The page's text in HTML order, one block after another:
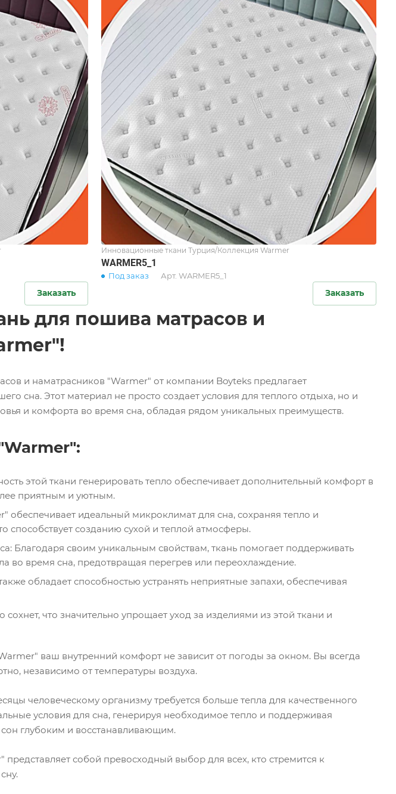
Заказать
Инновационные ткани Турция/Коллекция Warmer
WARMER5_1
Под заказ Арт. WARMER5_1
Заказать
для пошива матрасов и
и наматрасников "Warmer" от компании Boyteks предлагает
сна. Этот материал не просто создает условия для теплого отдыха, но и
и комфорта во время сна, обладая рядом уникальных преимуществ.
этой ткани генерировать тепло обеспечивает дополнительный комфорт в
приятным и уютным.
обеспечивает идеальный микроклимат для сна, сохраняя тепло и
способствует созданию сухой и теплой атмосферы.
Благодаря своим уникальным свойствам, ткань помогает поддерживать
во время сна, предотвращая перегрев или переохлаждение.
обладает способностью устранять неприятные запахи, обеспечивая
что значительно упрощает уход за изделиями из этой ткани и
ваш внутренний комфорт не зависит от погоды за окном. Вы всегда
независимо от температуры воздуха.
человеческому организму требуется больше тепла для качественного
условия для сна, генерируя необходимое тепло и поддерживая
глубоким и восстанавливающим.
собой превосходный выбор для всех, кто стремится к